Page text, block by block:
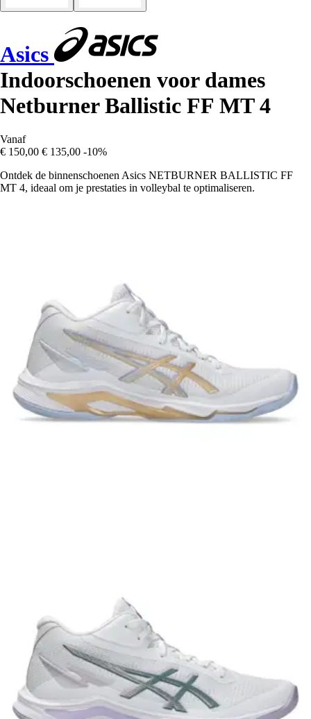
Asics
Indoorschoenen voor dames
Netburner Ballistic FF MT 4
Vanaf
€ 150,00 € 135,00 -10%
Ontdek de binnenschoenen Asics NETBURNER BALLISTIC FF
MT 4, ideaal om je prestaties in volleybal te optimaliseren.